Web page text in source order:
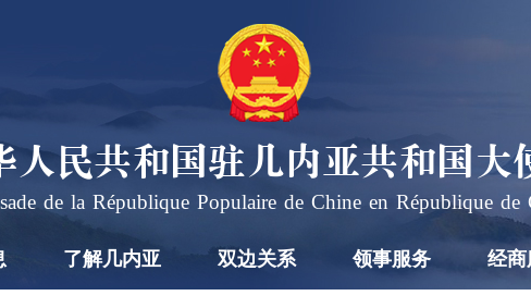
人民共和国驻几内亚共和国大
de la République Populaire de Chine en République de
了解几内亚 双边关系 领事服务 经商